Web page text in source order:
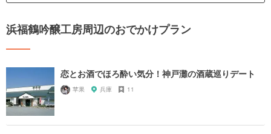
浜福鶴吟醸工房周辺のおでかけプラン
恋とお酒でほろ酔い気分！神戸灘の酒蔵巡りデート
苹果 兵庫 11